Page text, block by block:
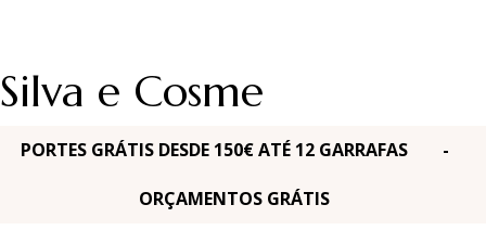
Silva e Cosme
PORTES GRÁTIS DESDE 150€ ATÉ 12 GARRAFAS -
ORÇAMENTOS GRÁTIS